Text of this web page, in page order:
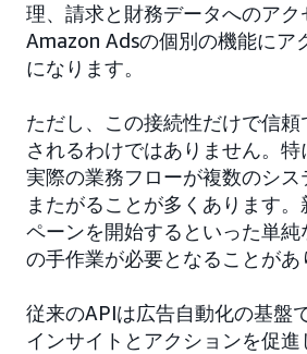
理、請求と財務データへのアク
Amazon Adsの個別の機能にア
になります。
ただし、この接続性だけで信
されるわけではありません。特
実際の業務フローが複数のシス
またがることが多くあります
ペーンを開始するといった単純
の手作業が必要となることがあ
従来のAPIは広告自動化の基盤
インサイトとアクションを促進